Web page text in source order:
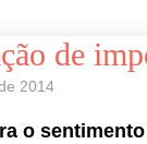
de
2014
o